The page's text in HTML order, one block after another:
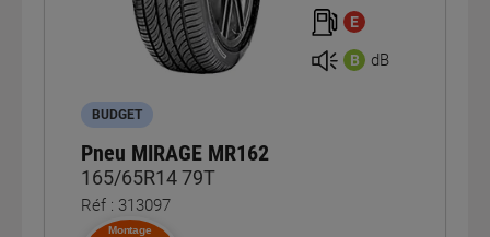
E
B dB
BUDGET
Pneu MIRAGE MR162
165/65R14 79T
Réf : 313097
Montage